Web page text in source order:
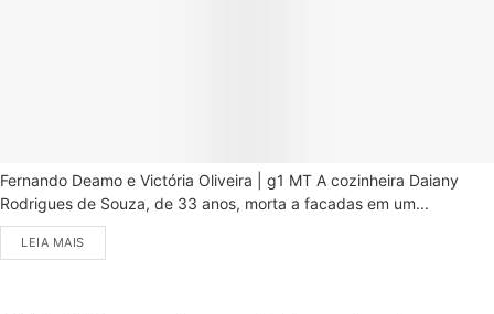
Fernando Deamo e Victória Oliveira | g1 MT A cozinheira Daiany
Rodrigues de Souza, de 33 anos, morta a facadas em um...
LEIA MAIS